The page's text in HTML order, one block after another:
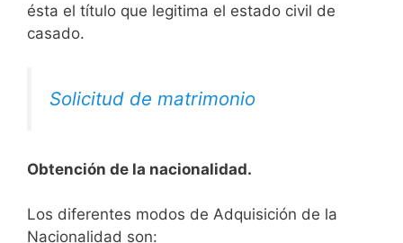
ésta el título que legitima el estado civil de
casado.
Solicitud de matrimonio
Obtención de la nacionalidad.
​​​Los diferentes modos de Adquisición de la
Nacionalidad son: